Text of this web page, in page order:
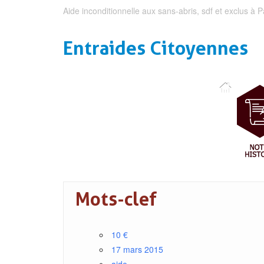
Aide inconditionnelle aux sans-abris, sdf et exclus à
Entraides Citoyennes
Mots-clef
10 €
17 mars 2015